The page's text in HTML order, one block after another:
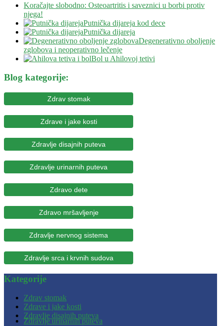
Koračajte slobodno: Osteoartritis i saveznici u borbi protiv
njega!
Putnička dijareja kod dece
Putnička dijareja
Degenerativno oboljenje
zglobova i neoperativno lečenje
Bol u Ahilovoj tetivi
Blog kategorije:
Zdrav stomak
Zdrave i jake kosti
Zdravlje disajnih puteva
Zdravlje urinarnih puteva
Zdravo dete
Zdravo mršavljenje
Zdravlje nervnog sistema
Zdravlje srca i krvnih sudova
Kategorije
Zdrav stomak
Zdrave i jake kosti
Zdravlje disajnih puteva
Zdravlje urinarnih puteva